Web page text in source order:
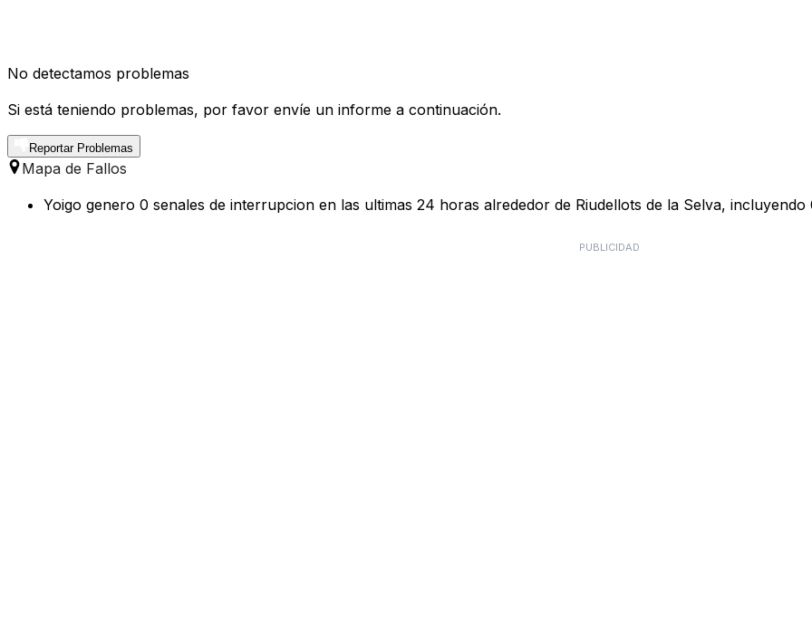
No detectamos problemas
Si está teniendo problemas, por favor envíe un informe a continuación.
Reportar Problemas
Mapa de Fallos
Yoigo genero 0 senales de interrupcion en las ultimas 24 horas alrededor de Riudellots de la Selva,
PUBLICIDAD